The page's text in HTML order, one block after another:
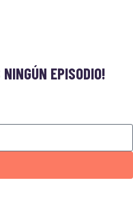
EPISODIO!